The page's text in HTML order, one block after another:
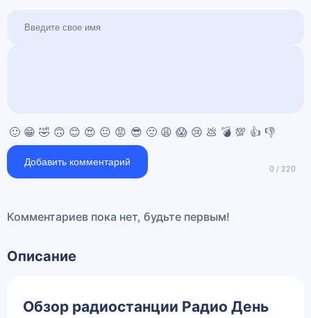
🙂 😁 🤣 🙃 😊 😍 😐 😡 😎 🙁 😩 😱 😢 💩 💣 💯 👍 👎
Добавить комментарий
Комментариев пока нет, будьте первым!
Описание
Обзор радиостанции Радио День